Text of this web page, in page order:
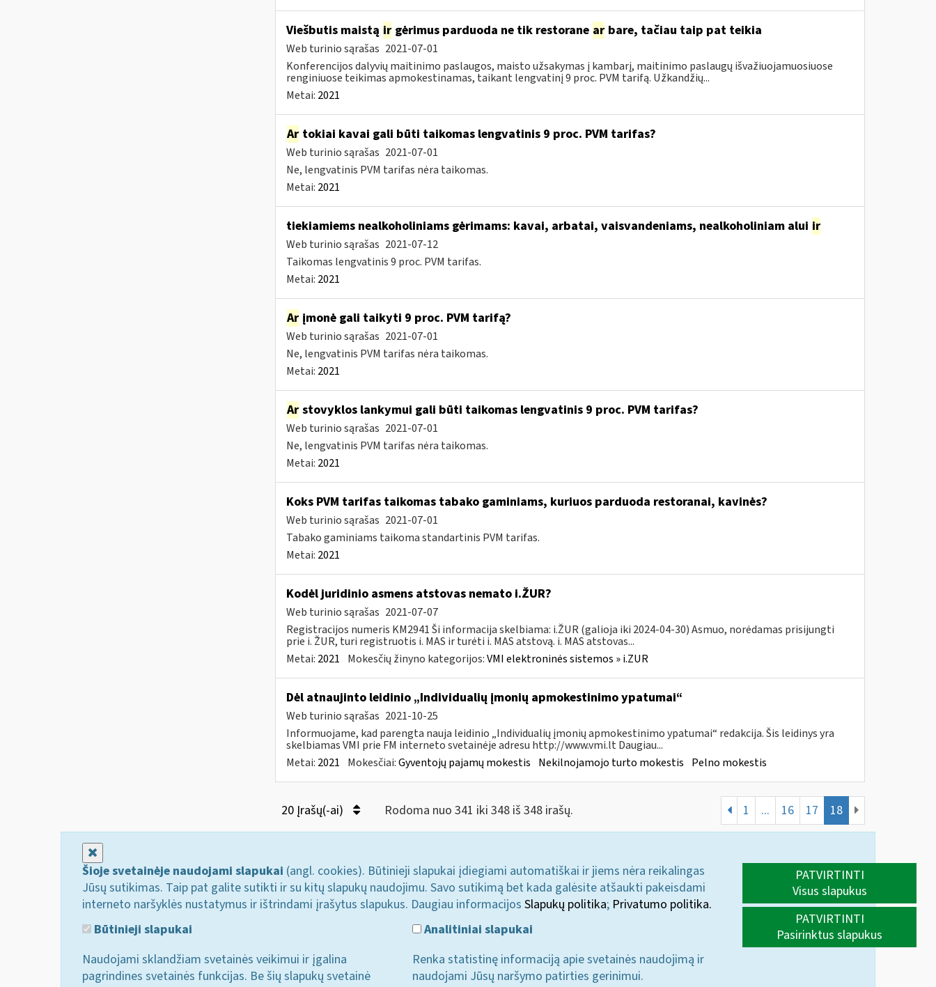
Viešbutis maistą irgėrimus parduoda ne tik restorane arbare, tačiau taip pat teikia
Web turinio sąrašas 2021-07-01
Konferencijos dalyvių maitinimo paslaugos, maisto užsakymas į kambarį, maitinimo paslaugų išvažiuojamuosiuose
renginiuose teikimas apmokestinamas, taikant lengvatinį 9 proc. PVM tarifą. Užkandžių...
Metai: 2021
Artokiai kavai gali būti taikomas lengvatinis 9 proc. PVM tarifas?
Web turinio sąrašas 2021-07-01
Ne, lengvatinis PVM tarifas nėra taikomas.
Metai: 2021
tiekiamiems nealkoholiniams gėrimams: kavai, arbatai, vaisvandeniams, nealkoholiniam alui ir
Web turinio sąrašas 2021-07-12
Taikomas lengvatinis 9 proc. PVM tarifas.
Metai: 2021
Arįmonė gali taikyti 9 proc. PVM tarifą?
Web turinio sąrašas 2021-07-01
Ne, lengvatinis PVM tarifas nėra taikomas.
Metai: 2021
Arstovyklos lankymui gali būti taikomas lengvatinis 9 proc. PVM tarifas?
Web turinio sąrašas 2021-07-01
Ne, lengvatinis PVM tarifas nėra taikomas.
Metai: 2021
Koks PVM tarifas taikomas tabako gaminiams, kuriuos parduoda restoranai, kavinės?
Web turinio sąrašas 2021-07-01
Tabako gaminiams taikoma standartinis PVM tarifas.
Metai: 2021
Kodėl juridinio asmens atstovas nemato i.ŽUR?
Web turinio sąrašas 2021-07-07
Registracijos numeris KM2941 Ši informacija skelbiama: i.ŽUR (galioja iki 2024-04-30) Asmuo, norėdamas prisijungti
prie i. ŽUR, turi registruotis i. MAS ir turėti i. MAS atstovą. i. MAS atstovas...
Metai: 2021 Mokesčių žinyno kategorijos:VMI elektroninės sistemos » i.ZUR
Dėl atnaujinto leidinio „Individualių įmonių apmokestinimo ypatumai“
Web turinio sąrašas 2021-10-25
Informuojame, kad parengta nauja leidinio „Individualių įmonių apmokestinimo ypatumai“ redakcija. Šis leidinys yra
skelbiamas VMI prie FM interneto svetainėje adresu http://www.vmi.lt Daugiau...
Metai: 2021 Mokesčiai:Gyventojų pajamų mokestis Nekilnojamojo turto mokestis Pelno mokestis
20 Įrašų(-ai) Rodoma nuo 341 iki 348 iš 348 irašų. 1 ... 16 17 18
Šioje svetainėje naudojami slapukai (angl. cookies). Būtinieji slapukai įdiegiami automatiškai ir jiems nėra reikalingas
Jūsų sutikimas. Taip pat galite sutikti ir su kitų slapukų naudojimu. Savo sutikimą bet kada galėsite atšaukti pakeisdami
interneto naršyklės nustatymus ir ištrindami įrašytus slapukus. Daugiau informacijos Slapukų politika; Privatumo politika.
Būtinieji slapukai
Naudojami sklandžiam svetainės veikimui ir įgalina
pagrindines svetainės funkcijas. Be šių slapukų svetainė
Analitiniai slapukai
Renka statistinę informaciją apie svetainės naudojimą ir
naudojami Jūsų naršymo patirties gerinimui.
PATVIRTINTI
Visus slapukus
PATVIRTINTI
Pasirinktus slapukus